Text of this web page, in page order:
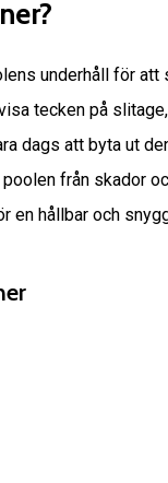
underhåll för att
tecken på
dags att byta ut
från skador
en hållbar och